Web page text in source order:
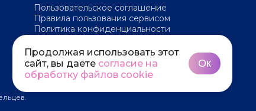
Пользовательское соглашение
Правила пользования сервисом
Политика конфиденциальности
Продолжая использовать этот
сайт, вы даете согласие на
обработку файлов cookie
Ок